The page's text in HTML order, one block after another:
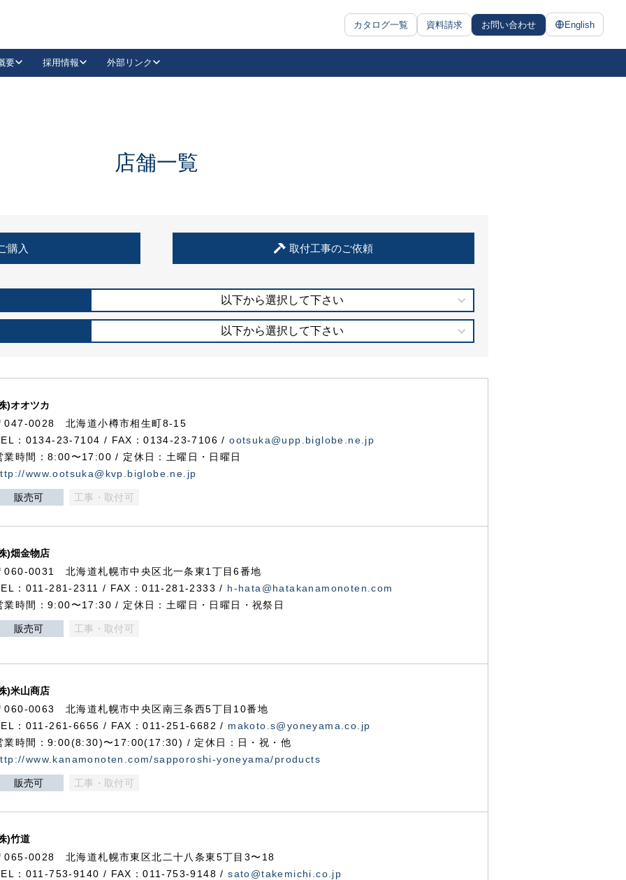
カタログ一覧 資料請求 お問い合わせ English
抗ウイルス・抗菌製品
要 採用情報 外部リンク
LinkedIn
住宅使用部材標準化推進協議会
店舗一覧
購入 取付工事のご依頼
以下から選択して下さい
以下から選択して下さい
)オオツカ
047-0028 北海道小樽市相生町8-15
：0134-23-7104 / FAX：0134-23-7106 /ootsuka@upp.biglobe.ne.jp
業時間：8:00〜17:00 / 定休日：土曜日・日曜日
www.ootsuka@kvp.biglobe.ne.jp
販売可 工事・取付可
)畑金物店
060-0031 北海道札幌市中央区北一条東1丁目6番地
：011-281-2311 / FAX：011-281-2333 / h-hata@hatakanamonoten.com
業時間：9:00〜17:30 / 定休日：土曜日・日曜日・祝祭日
販売可 工事・取付可
)米山商店
060-0063 北海道札幌市中央区南三条西5丁目10番地
：011-261-6656 / FAX：011-251-6682 / makoto.s@yoneyama.co.jp
業時間：9:00(8:30)〜17:00(17:30) / 定休日：日・祝・他
www.kanamonoten.com/sapporoshi-yoneyama/products
販売可 工事・取付可
)竹道
065-0028 北海道札幌市東区北二十八条東5丁目3〜18
：011-753-9140 / FAX：011-753-9148 /sato@takemichi.co.jp